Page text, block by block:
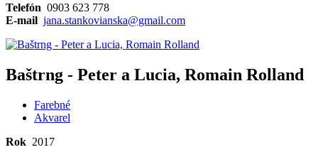
Telefón 0903 623 778
E-mail jana.stankovianska@gmail.com
Baštrng - Peter a Lucia, Romain Rolland
Farebné
Akvarel
Rok 2017